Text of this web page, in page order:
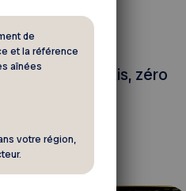
2026
13 rabais, zéro
de
et la référence
aînées
votre région,